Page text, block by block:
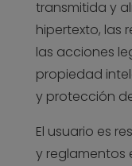
transmitida y
hipertexto, las
las acciones
propiedad
y protección
El usuario es
y reglamentos